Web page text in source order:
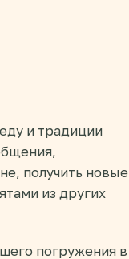
и традиции
получить новые
из других
погружения в